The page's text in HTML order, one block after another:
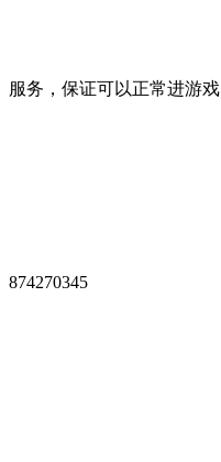
服务，保证可以正常进游戏
874270345